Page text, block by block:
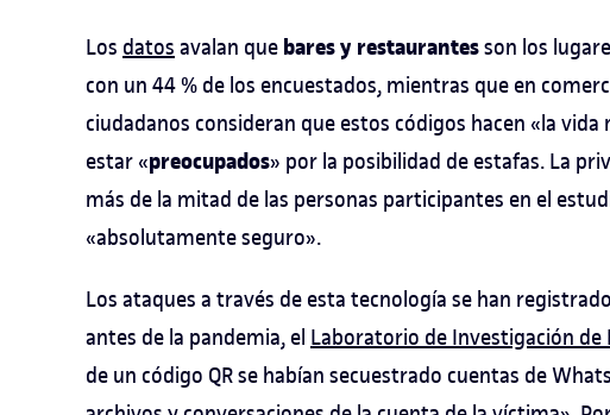
Los datos avalan que bares y restaurantesson los
con un 44 % de los encuestados, mientras que en
ciudadanos consideran que estos códigos hacen «la
estar «preocupados» por la posibilidad de estafas. La
más de la mitad de las personas participantes en el
«absolutamente seguro».
Los ataques a través de esta tecnología se han
antes de la pandemia, el Laboratorio de Investigación de
de un código QR se habían secuestrado cuentas de